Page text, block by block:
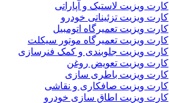
کارت ویزیت لاستیک و آپاراتی
کارت ویزیت تزئیناتی خودرو
کارت ویزیت تعمیرگاه اتومبیل
کارت ویزیت تعمیرگاه موتور سیکلت
کارت ویزیت جلوبندی و کمک فنرسازی
کارت ویزیت تعویض روغن
کارت ویزیت باطری سازی
کارت ویزیت صافکاری و نقاشی
کارت ویزیت اطاق سازی خودرو